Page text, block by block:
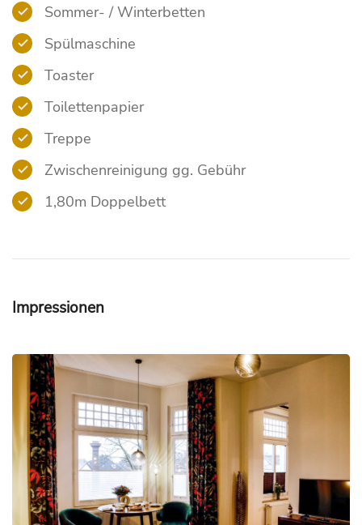
Sommer- / Winterbetten
Spülmaschine
Toaster
Toilettenpapier
Treppe
Zwischenreinigung gg. Gebühr
1,80m Doppelbett
Impressionen